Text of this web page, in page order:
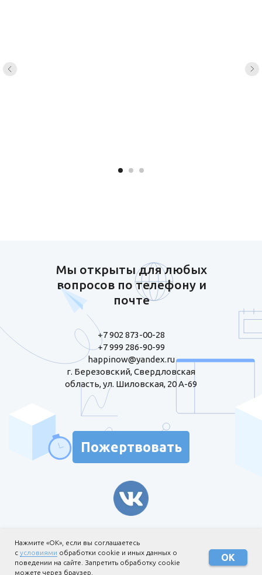
Нажмите «ОК», если вы соглашаетесь
с условиями обработки cookie и иных данных о
поведении на сайте. Запретить обработку cookie
можете через браузер.
ОК
Мы открыты для любых
вопросов по телефону и
почте
+7 902 873-00-28
+7 999 286-90-99
happinow@yandex.ru
г. Березовский, Свердловская
область, ул. Шиловская, 20 А-69
Политика обработки
персональных данных
Пожертвовать